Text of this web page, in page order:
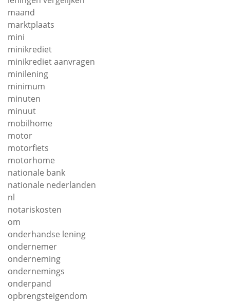
maand
marktplaats
mini
minikrediet
minikrediet aanvragen
minilening
minimum
minuten
minuut
mobilhome
motor
motorfiets
motorhome
nationale bank
nationale nederlanden
nl
notariskosten
om
onderhandse lening
ondernemer
onderneming
ondernemings
onderpand
opbrengsteigendom